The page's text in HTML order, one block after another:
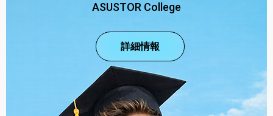
ASUSTOR College
詳細情報